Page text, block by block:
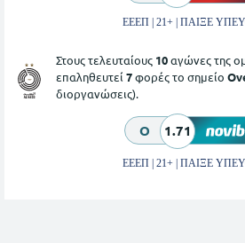
ΕΕΕΠ | 21+ | ΠΑΙΞΕ
Στους τελευταίους 10αγώνες της
επαληθευτεί 7φορές το σημείο
διοργανώσεις).
O 1.71
ΕΕΕΠ | 21+ | ΠΑΙΞΕ